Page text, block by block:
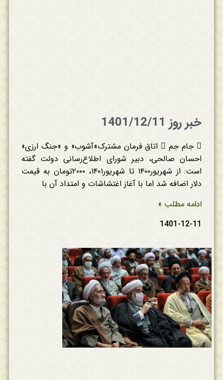
خبر روز 1401/12/11
 جام جم  اتاق فرمان مشترک«آشوب» و «جنگ ارزی»
احسان صالحی، دبیر شورای اطلاع‌رسانی دولت گفته
است: ‏از شهریور۱۴۰۰ تا شهریور۱۴۰۱، ۲۰۰۰تومان به قیمت
دلار اضافه شد اما با آغاز اغتشاشات و امتداد آن با
ادامه مطلب »
1401-12-11